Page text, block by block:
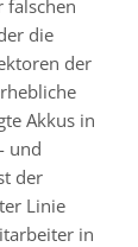
falschen
die
der
Akkus in
und
der
Linie
in